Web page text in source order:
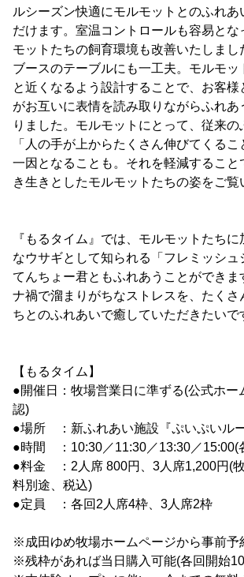
ルシーズン快適にモルモットとのふれあ
だけます。室温コントロールも容易とな
モットたちの飼育環境も改善いたしまし
ブースのテーブルにも一工夫。モルモッ
と近くなるよう設計することで、お客様
がお互いに表情を読み取りながらふれあ
りました。モルモットにとって、従来の
「人の手が上からたくさん伸びてくる
一因となることも。それを軽減すること
き生きとしたモルモットたちの姿をご覧
『もるタイム』では、モルモットたち
なウサギとして知られる「フレミッシュ
てんちょー君ともふれあうことができま
ナ禍で溜まりがちなストレスを、たくさ
ちとのふれあいで癒していただきたいで
【もるタイム】
●開催日：牧場営業日に準ずる(公式ホー
認)
●場所 ：新ふれあい施設『ぷいぷいルー
●時間 ：10:30／11:30／13:30／15:00(
●料金 ：2人席 800円、3人席1,200円(
料別途、税込)
●定員 ：各回2人席4枠、3人席2枠
※成田ゆめ牧場ホームページから事前予
※残枠があれば当日購入可能(各回開始